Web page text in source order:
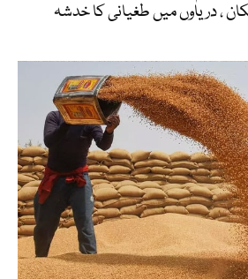
، دریاوں میں طغیانی کا خدشہ